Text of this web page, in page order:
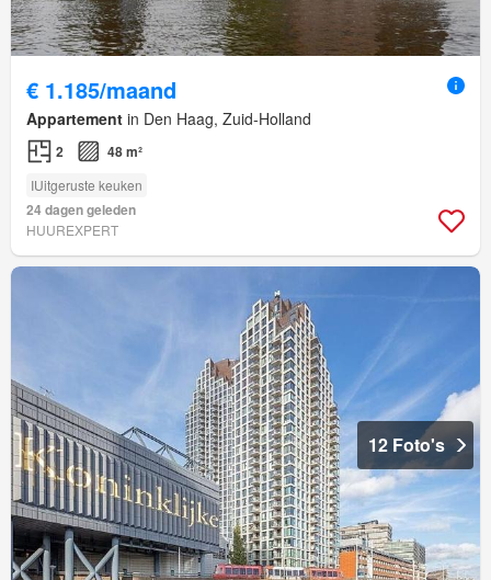
€ 1.185/maand
Appartement in Den Haag, Zuid-Holland
2 48 m²
IUitgeruste keuken
24 dagen geleden
HUUREXPERT
12 Foto's